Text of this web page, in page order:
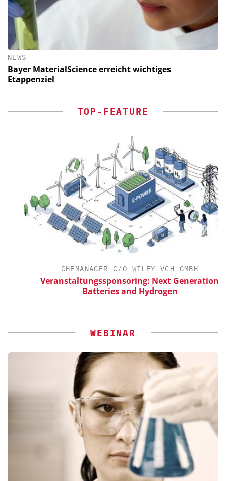
NEWS
Bayer MaterialScience erreicht wichtiges
Etappenziel
TOP-FEATURE
CHEMANAGER C/O WILEY-VCH GMBH
Veranstaltungssponsoring: Next Generation
Batteries and Hydrogen
WEBINAR